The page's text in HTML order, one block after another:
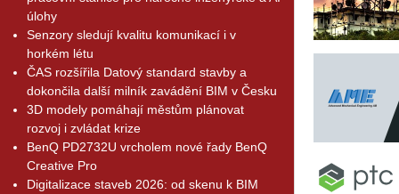
úlohy
Senzory sledují kvalitu komunikací i v
horkém létu
ČAS rozšířila Datový standard stavby a
dokončila další milník zavádění BIM v Česku
3D modely pomáhají městům plánovat
rozvoj i zvládat krize
BenQ PD2732U vrcholem nové řady BenQ
Creative Pro
Digitalizace staveb 2026: od skenu k BIM